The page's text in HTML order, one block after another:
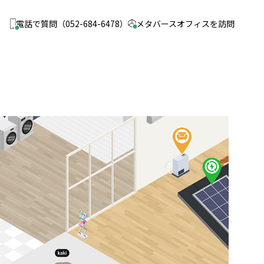
電話で質問 （052-684-6478） メタバースオフィスを訪問